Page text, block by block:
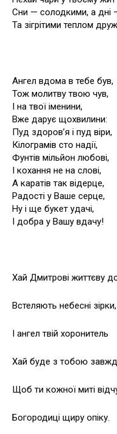
Сни — солодкими, а дні
Та зігрітими теплом
Ангел вдома в тебе був,
Тож молитву твою чув,
І на твої іменини,
Вже дарує щохвилини:
Пуд здоров’я і пуд віри,
Кілограмів сто надії,
Фунтів мільйон любові,
І кохання не на слові,
А каратів так відерце,
Радості у Ваше серце,
Ну і ще букет удачі,
І добра у Вашу вдачу!
Хай Дмитрові життєву
Встеляють небесні зірки,
І ангел твій хоронитель
Хай буде з тобою
Щоб ти кожної миті
Богородиці щиру опіку.